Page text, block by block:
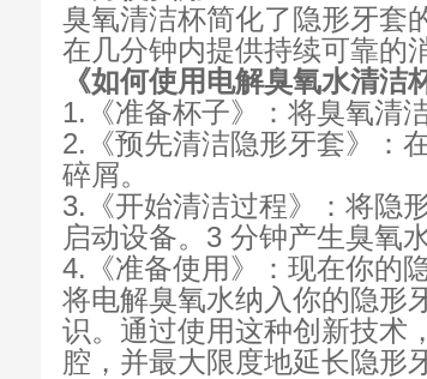
臭氧清洁杯简化了隐形牙套
在几分钟内提供持续可靠的
《如何使用电解臭氧水清洁
1.《准备杯子》：将臭氧清
2.《预先清洁隐形牙套》：
碎屑。
3.《开始清洁过程》：将隐
启动设备。3 分钟产生臭氧
4.《准备使用》：现在你的
将电解臭氧水纳入你的隐形
识。通过使用这种创新技术
腔，并最大限度地延长隐形